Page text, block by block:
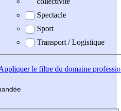
Spectacle
Sport
Transport / Logistique
le filtre du domaine